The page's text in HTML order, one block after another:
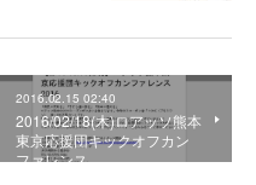
2016.02.15 02:40
2016/02/18(木)ロアッソ熊本
東京応援団キックオフカン
ファレンス